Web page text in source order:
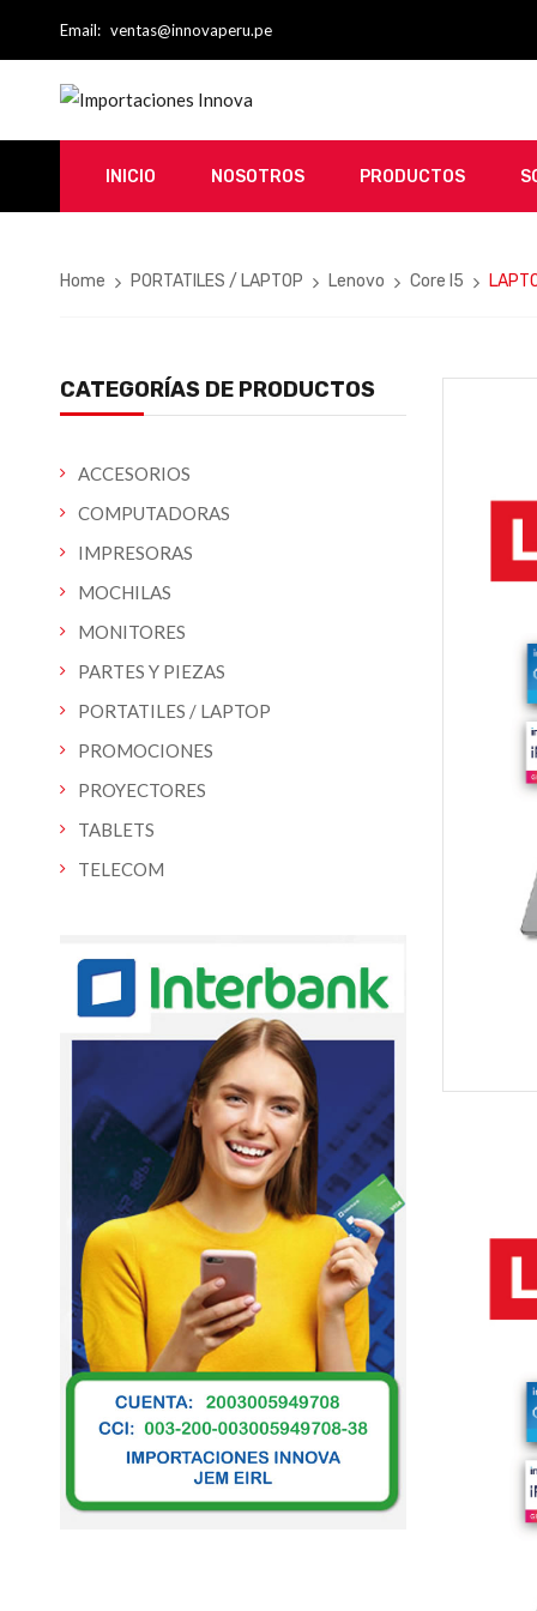
Email: ventas@innovaperu.pe
INICIO NOSOTROS PRODUCTOS
Home PORTATILES / LAPTOP Lenovo Core I5
CATEGORÍAS DE PRODUCTOS
ACCESORIOS
COMPUTADORAS
IMPRESORAS
MOCHILAS
MONITORES
PARTES Y PIEZAS
PORTATILES / LAPTOP
PROMOCIONES
PROYECTORES
TABLETS
TELECOM